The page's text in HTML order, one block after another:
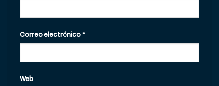
Correo electrónico*
Web